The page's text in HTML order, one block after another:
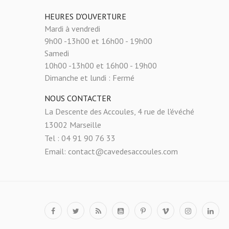
HEURES D'OUVERTURE
Mardi à vendredi
9h00 -13h00 et 16h00 - 19h00
Samedi
10h00 -13h00 et 16h00 - 19h00
Dimanche et lundi : Fermé
NOUS CONTACTER
La Descente des Accoules, 4 rue de l'évéché
13002 Marseille
Tel : 04 91 90 76 33
Email: contact@cavedesaccoules.com